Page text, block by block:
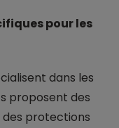
pour les
dans les
proposent des
protections